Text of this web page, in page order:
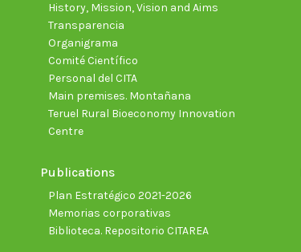
History, Mission, Vision and Aims
Transparencia
Organigrama
Comité Científico
Personal del CITA
Main premises. Montañana
Teruel Rural Bioeconomy Innovation
Centre
Publications
Plan Estratégico 2021-2026
Memorias corporativas
Biblioteca. Repositorio CITAREA